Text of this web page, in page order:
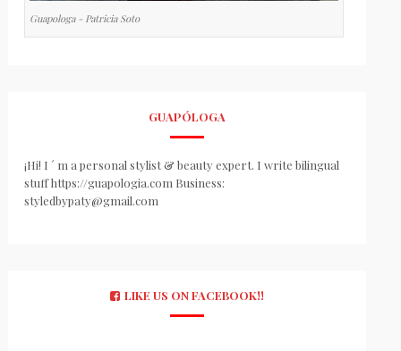
Guapologa - Patricia Soto
GUAPÓLOGA
¡Hi! I ´ m a personal stylist & beauty expert. I write bilingual
stuff https://guapologia.com Business:
styledbypaty@gmail.com
LIKE US ON FACEBOOK!!